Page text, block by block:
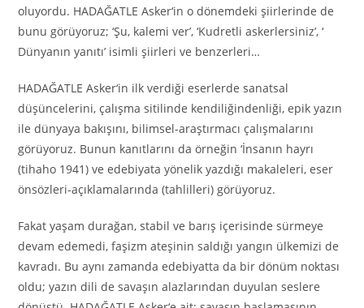
oluyordu. HADAĞATLE Asker‘in o dönemdeki şiirlerinde de
bunu görüyoruz; ‘Şu, kalemi ver’, ‘Kudretli askerlersiniz’, ‘
Dünyanın yanıtı’ isimli şiirleri ve benzerleri…
HADAĞATLE Asker‘in ilk verdiği eserlerde sanatsal
düşüncelerini, çalışma sitilinde kendiliğindenliği, epik yazın
ile dünyaya bakışını, bilimsel-araştırmacı çalışmalarını
görüyoruz. Bunun kanıtlarını da örneğin ‘İnsanın hayrı
(tihaho 1941) ve edebiyata yönelik yazdığı makaleleri, eser
önsözleri-açıklamalarında (tahlilleri) görüyoruz.
Fakat yaşam durağan, stabil ve barış içerisinde sürmeye
devam edemedi, faşizm ateşinin saldığı yangın ülkemizi de
kavradı. Bu aynı zamanda edebiyatta da bir dönüm noktası
oldu; yazın dili de savaşın alazlarından duyulan seslere